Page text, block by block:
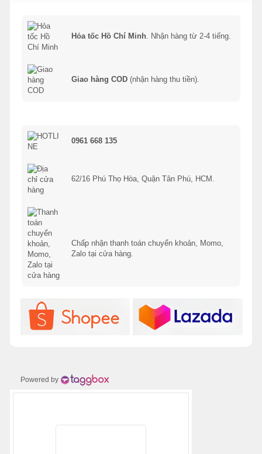
Hỏa tốc Hồ Chí Minh. Nhận hàng từ 2-4 tiếng.
Giao hàng COD (nhận hàng thu tiền).
0961 668 135
62/16 Phú Thọ Hòa, Quận Tân Phú, HCM.
Chấp nhận thanh toán chuyển khoản, Momo,
Zalo tại cửa hàng.
Powered by